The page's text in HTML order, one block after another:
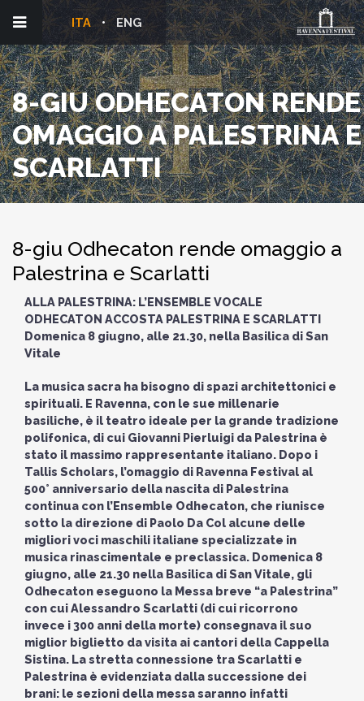
ENG
ITA
8-GIU ODHECATON RENDE
OMAGGIO A PALESTRINA E
SCARLATTI
8-giu Odhecaton rende omaggio a
Palestrina e Scarlatti
ALLA PALESTRINA: L’ENSEMBLE VOCALE
ODHECATON ACCOSTA PALESTRINA E SCARLATTI
Domenica 8 giugno, alle 21.30, nella Basilica di San
Vitale
La musica sacra ha bisogno di spazi architettonici e
spirituali. E Ravenna, con le sue millenarie
basiliche, è il teatro ideale per la grande tradizione
polifonica, di cui Giovanni Pierluigi da Palestrina è
stato il massimo rappresentante italiano. Dopo i
Tallis Scholars, l’omaggio di Ravenna Festival al
500° anniversario della nascita di Palestrina
continua con l’Ensemble Odhecaton, che riunisce
sotto la direzione di Paolo Da Col alcune delle
migliori voci maschili italiane specializzate in
musica rinascimentale e preclassica. Domenica 8
giugno, alle 21.30 nella Basilica di San Vitale, gli
Odhecaton eseguono la Messa breve “a Palestrina”
con cui Alessandro Scarlatti (di cui ricorrono
invece i 300 anni della morte) consegnava il suo
miglior biglietto da visita ai cantori della Cappella
Sistina. La stretta connessione tra Scarlatti e
Palestrina è evidenziata dalla successione dei
brani: le sezioni della messa saranno infatti